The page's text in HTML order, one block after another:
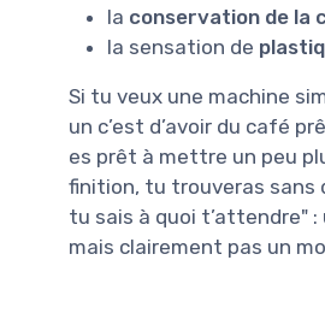
la conservation de la
la sensation de
Si tu veux une machine
un c’est d’avoir du café
es prêt à mettre un peu
finition, tu trouveras sans
tu sais à quoi t’attendre"
mais clairement pas un